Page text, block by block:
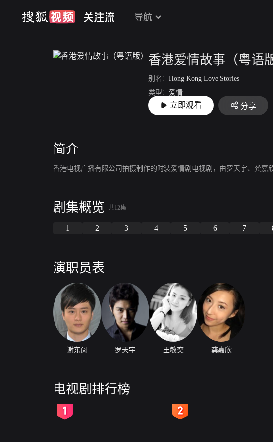
导航
香港爱情故事（粤语
别名： Hong Kong Love Stories
类型： 爱情
上映： 2020-12-07
立即观看 分享
简介
香港电视广播有限公司拍摄制作的时装爱情剧电视剧，由罗天宇、龚
剧集概览 共12集
1 2 3 4 5 6 7
演职员表
谢东闵 罗天宇 王敏奕 龚嘉欣
电视剧排行榜